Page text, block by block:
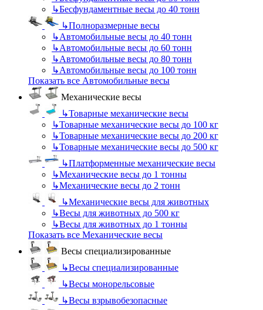
↳Бесфундаментные весы до 40 тонн
↳Полноразмерные весы
↳Автомобильные весы до 40 тонн
↳Автомобильные весы до 60 тонн
↳Автомобильные весы до 80 тонн
↳Автомобильные весы до 100 тонн
Показать все Автомобильные весы
Механические весы
↳Товарные механические весы
↳Товарные механические весы до 100 кг
↳Товарные механические весы до 200 кг
↳Товарные механические весы до 500 кг
↳Платформенные механические весы
↳Механические весы до 1 тонны
↳Механические весы до 2 тонн
↳Механические весы для животных
↳Весы для животных до 500 кг
↳Весы для животных до 1 тонны
Показать все Механические весы
Весы специализированные
↳Весы специализированные
↳Весы монорельсовые
↳Весы взрывобезопасные